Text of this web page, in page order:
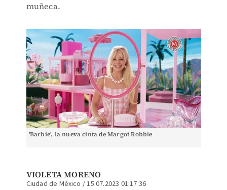
muñeca.
'Barbie', la nueva cinta de Margot Robbie
VIOLETA MORENO
Ciudad de México /15.07.2023 01:17:36